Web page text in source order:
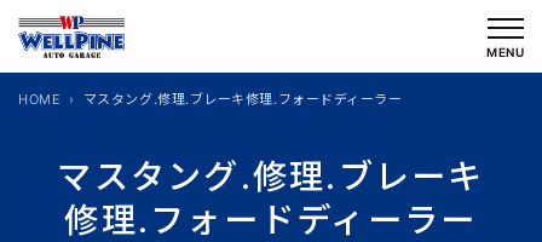
を
MENU
マスタング.修理.ブレーキ
修理.フォードディーラー
HOME マスタング.修理.ブレーキ修理.フォードディーラー